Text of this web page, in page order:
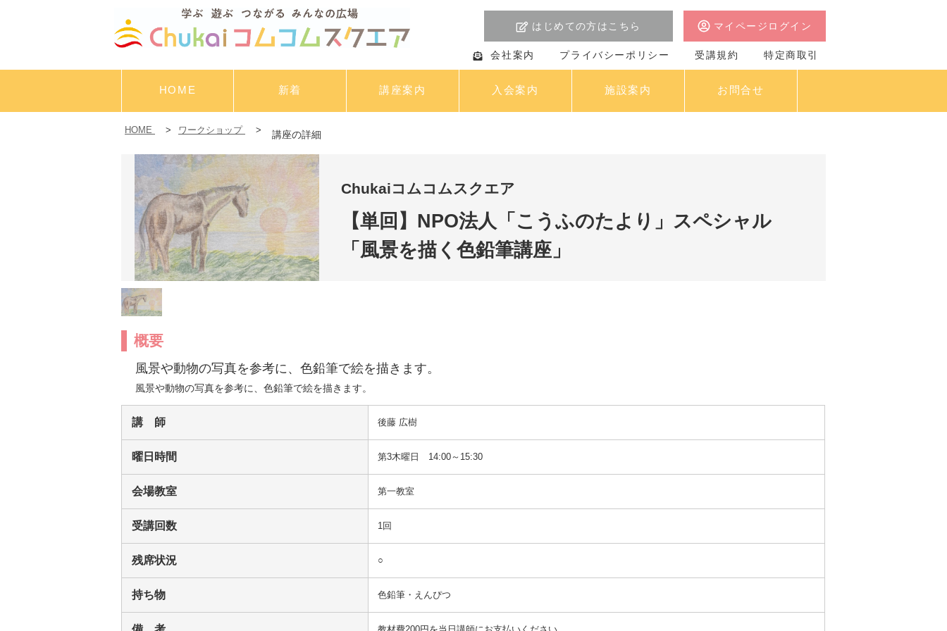
マイページログイン
はじめての方はこちら
会社案内 プライバシーポリシー 受講規約 特定商取引
HOME 新着 講座案内 入会案内 施設案内 お問合せ
HOME > ワークショップ > 講座の詳細
Chukaiコムコムスクエア
【単回】NPO法人「こうふのたより」スペシャル
「風景を描く色鉛筆講座」
概要
風景や動物の写真を参考に、色鉛筆で絵を描きます。
風景や動物の写真を参考に、色鉛筆で絵を描きます。
講 師 後藤 広樹
曜日時間 第3木曜日 14:00～15:30
会場教室 第一教室
受講回数 1回
残席状況 ○
持ち物 色鉛筆・えんぴつ